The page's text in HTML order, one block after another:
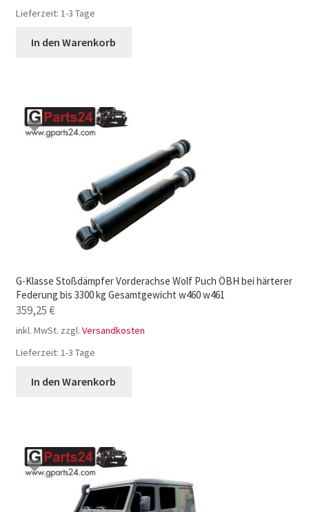
Lieferzeit: 1-3 Tage
In den Warenkorb
G-Klasse Stoßdämpfer Vorderachse Wolf Puch ÖBH bei härterer
Federung bis 3300 kg Gesamtgewicht w460 w461
359,25€
inkl. MwSt. zzgl. Versandkosten
Lieferzeit: 1-3 Tage
In den Warenkorb